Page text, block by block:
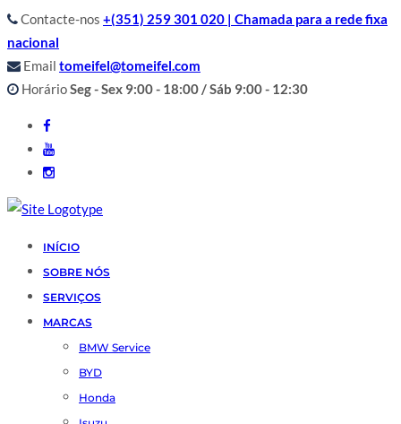
Contacte-nos +(351) 259 301 020 | Chamada para a rede fixa
nacional
Email tomeifel@tomeifel.com
HorárioSeg - Sex 9:00 - 18:00 / Sáb 9:00 - 12:30
INÍCIO
SOBRE NÓS
SERVIÇOS
MARCAS
BMW Service
BYD
Honda